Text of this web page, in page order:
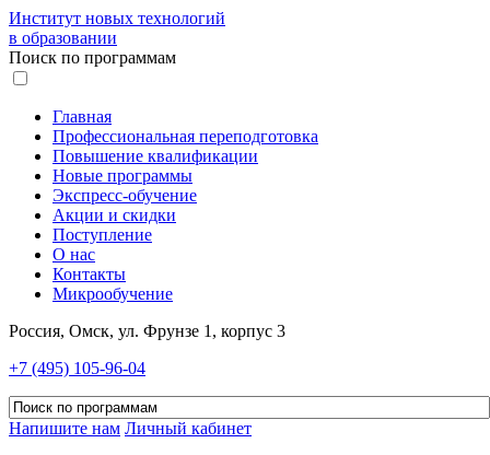
Институт новых технологий
в образовании
Поиск по программам
Главная
Профессиональная переподготовка
Повышение квалификации
Новые программы
Экспресс-обучение
Акции и скидки
Поступление
О нас
Контакты
Микрообучение
Россия, Омск, ул. Фрунзе 1, корпус 3
+7 (495) 105-96-04
Напишите нам Личный кабинет